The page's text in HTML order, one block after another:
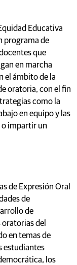
Educativa
programa de
que
en marcha
el ámbito de la
oratoria, con el fin
como la
en equipo y las
o impartir un
de Expresión Oral
de
de
del
en temas de
estudiantes
los